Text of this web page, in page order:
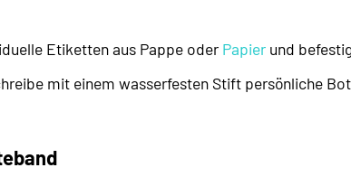
Etiketten aus Pappe oder Papierund
mit einem wasserfesten Stift persönliche